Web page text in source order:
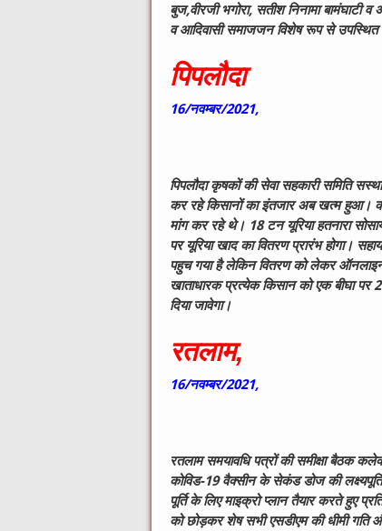
बुज,वीरजी भगोरा, सतीश निनामा बामंघाटी
व आदिवासी समाजजन विशेष रूप से उपस्थित
पिपलौदा
16/नवम्बर/2021,
पिपलौदा कृषकों की सेवा सहकारी समिति
कर रहे किसानों का इंतजार अब खत्म हुआ।
मांग कर रहे थे। 18 टन यूरिया हतनारा
पर यूरिया खाद का वितरण प्रारंभ होगा।
पहुच गया है लेकिन वितरण को लेकर
खाताधारक प्रत्येक किसान को एक बीघा पर
दिया जावेगा।
रतलाम,
16/नवम्बर/2021,
रतलाम समयावधि पत्रों की समीक्षा बैठक
कोविड-19 वैक्सीन के सेकंड डोज की
पूर्ति के लिए माइक्रो प्लान तैयार करते हुए
को छोड़कर शेष सभी एसडीएम की धीमी गति